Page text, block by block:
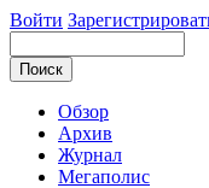
Войти
Обзор
Архив
Журнал
Мегаполис